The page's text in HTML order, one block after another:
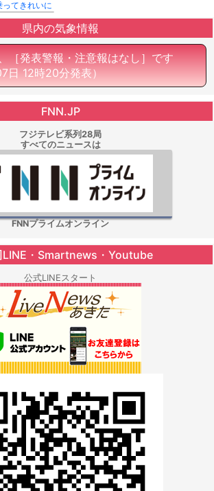
ってきれいに
県内の気象情報
［発表警報・注意報はなし］です
日 12時20分発表）
FNN.JP
フジテレビ系列28局
すべてのニュースは
FNNプライムオンライン
・Smartnews・Youtube
公式LINEスタート